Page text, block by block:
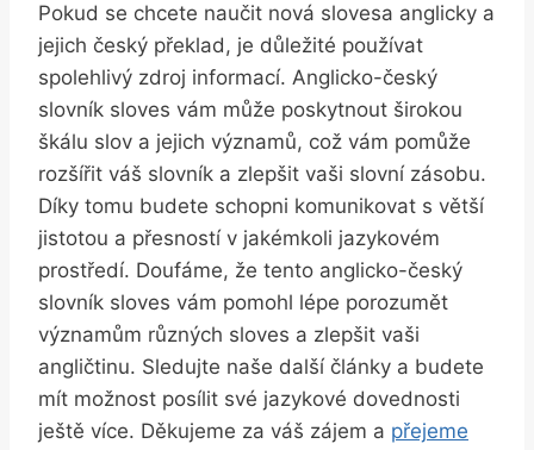
Pokud se chcete naučit nová slovesa anglicky a
jejich český překlad, je důležité používat
spolehlivý zdroj informací. Anglicko-český
slovník sloves vám může poskytnout širokou
škálu slov a jejich významů, což vám pomůže
rozšířit váš slovník a zlepšit vaši slovní zásobu.
Díky tomu budete schopni komunikovat s větší
jistotou a přesností v jakémkoli jazykovém
prostředí. Doufáme, že tento anglicko-český
slovník sloves vám pomohl lépe porozumět
významům různých sloves a zlepšit vaši
angličtinu. Sledujte naše další články a budete
mít možnost posílit své jazykové dovednosti
ještě více. Děkujeme za váš zájem a přejeme